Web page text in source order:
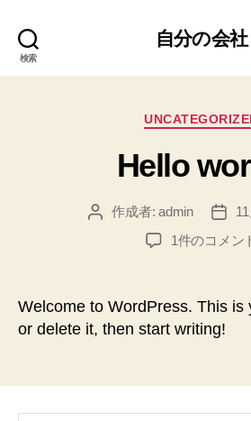
検索
自分の会社
カ
ゴ
リ
Hello
投
作成者:admin
投
稿
Hello
1件のコメン
Welcome to WordPress. This is
or delete it, then start writing!